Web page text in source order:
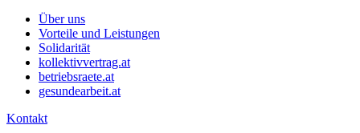
Über uns
Vorteile und Leistungen
Solidarität
kollektivvertrag.at
betriebsraete.at
gesundearbeit.at
Kontakt